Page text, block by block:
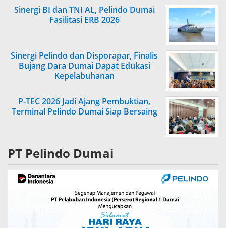
Sinergi BI dan TNI AL, Pelindo Dumai
Fasilitasi ERB 2026
Sinergi Pelindo dan Disporapar, Finalis
Bujang Dara Dumai Dapat Edukasi
Kepelabuhanan
P-TEC 2026 Jadi Ajang Pembuktian,
Terminal Pelindo Dumai Siap Bersaing
PT Pelindo Dumai